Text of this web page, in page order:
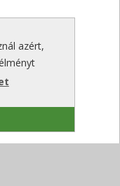
azért,